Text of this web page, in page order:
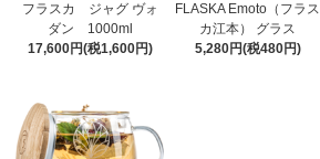
フラスカ ジャグ ヴォ
ダン 1000ml
17,600円(税1,600円)
FLASKA Emoto（フラス
カ江本） グラス
5,280円(税480円)